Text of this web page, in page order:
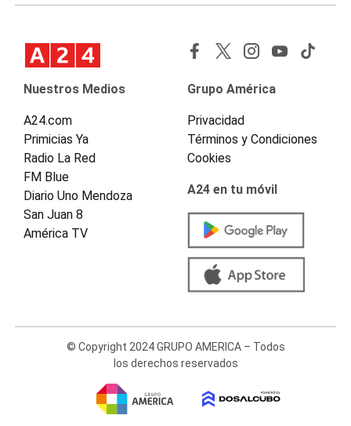
Nuestros Medios
A24.com
Primicias Ya
Radio La Red
FM Blue
Diario Uno Mendoza
San Juan 8
América TV
Grupo América
Privacidad
Términos y Condiciones
Cookies
A24 en tu móvil
© Copyright 2024 GRUPO AMERICA – Todos
los derechos reservados